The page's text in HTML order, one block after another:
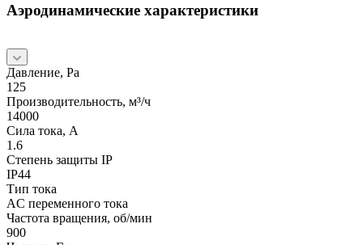
Аэродинамические характеристики
Давление, Pa
125
Производительность, м³/ч
14000
Сила тока, А
1.6
Степень защиты IP
IP44
Тип тока
AC переменного тока
Частота вращения, об/мин
900